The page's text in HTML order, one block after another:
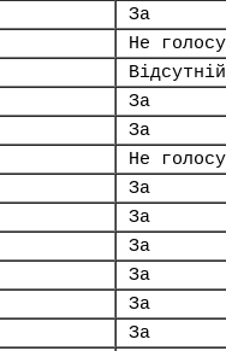
За
Не
Відсутній
За
За
Не
За
За
За
За
За
За